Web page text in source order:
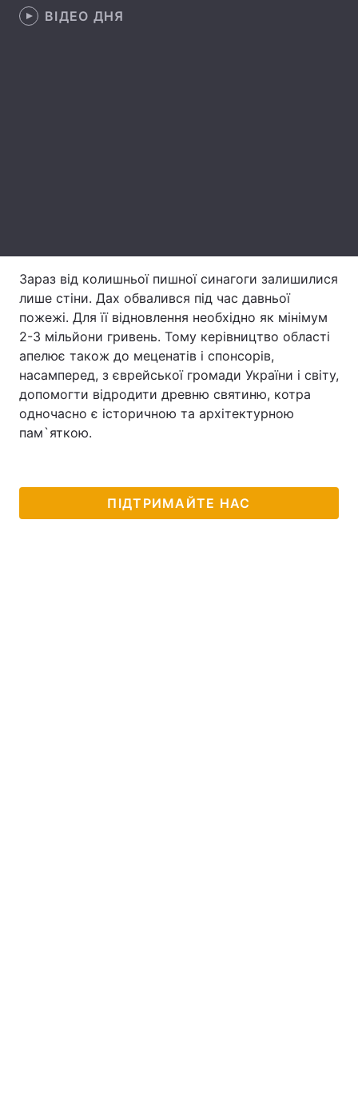
Техно і зв'язок
Інтерв'ю Думки
Архів Вакансії
Контакти
Послуги
ВІДЕО ДНЯ
Зараз від колишньої пишної синагоги залишилися
лише стіни. Дах обвалився під час давньої
пожежі. Для її відновлення необхідно як мінімум
2-3 мільйони гривень. Тому керівництво області
апелює також до меценатів і спонсорів,
насамперед, з єврейської громади України і світу,
допомогти відродити древню святиню, котра
одночасно є історичною та архітектурною
пам`яткою.
ПІДТРИМАЙТЕ НАС